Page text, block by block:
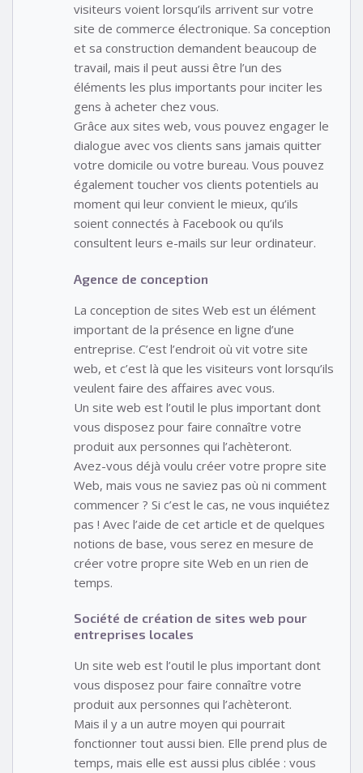
visiteurs voient lorsqu’ils arrivent sur votre
site de commerce électronique. Sa conception
et sa construction demandent beaucoup de
travail, mais il peut aussi être l’un des
éléments les plus importants pour inciter les
gens à acheter chez vous.
Grâce aux sites web, vous pouvez engager le
dialogue avec vos clients sans jamais quitter
votre domicile ou votre bureau. Vous pouvez
également toucher vos clients potentiels au
moment qui leur convient le mieux, qu’ils
soient connectés à Facebook ou qu’ils
consultent leurs e-mails sur leur ordinateur.
Agence de conception
La conception de sites Web est un élément
important de la présence en ligne d’une
entreprise. C’est l’endroit où vit votre site
web, et c’est là que les visiteurs vont lorsqu’ils
veulent faire des affaires avec vous.
Un site web est l’outil le plus important dont
vous disposez pour faire connaître votre
produit aux personnes qui l’achèteront.
Avez-vous déjà voulu créer votre propre site
Web, mais vous ne saviez pas où ni comment
commencer ? Si c’est le cas, ne vous inquiétez
pas ! Avec l’aide de cet article et de quelques
notions de base, vous serez en mesure de
créer votre propre site Web en un rien de
temps.
Société de création de sites web pour
entreprises locales
Un site web est l’outil le plus important dont
vous disposez pour faire connaître votre
produit aux personnes qui l’achèteront.
Mais il y a un autre moyen qui pourrait
fonctionner tout aussi bien. Elle prend plus de
temps, mais elle est aussi plus ciblée : vous